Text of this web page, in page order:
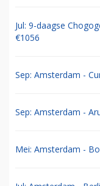
Jul: 9-daagse
€1056
Sep: Amsterdam -
Sep: Amsterdam -
Mei: Amsterdam -